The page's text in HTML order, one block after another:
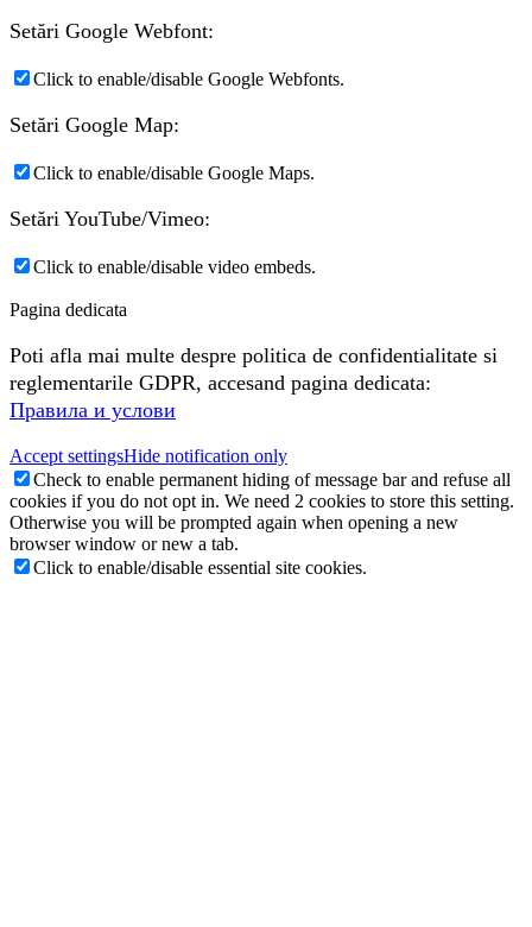
Setări Google Webfont:
Click to enable/disable Google Webfonts.
Setări Google Map:
Click to enable/disable Google Maps.
Setări YouTube/Vimeo:
Click to enable/disable video embeds.
Pagina dedicata
Poti afla mai multe despre politica de confidentialitate si
reglementarile GDPR, accesand pagina dedicata:
Правила и услови
Accept settingsHide notification only
Check to enable permanent hiding of message bar and refuse all
cookies if you do not opt in. We need 2 cookies to store this setting.
Otherwise you will be prompted again when opening a new
browser window or new a tab.
Click to enable/disable essential site cookies.